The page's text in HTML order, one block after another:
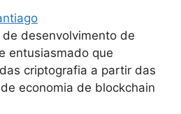
desenvolvimento de
entusiasmado que
criptografia a partir das
economia de blockchain